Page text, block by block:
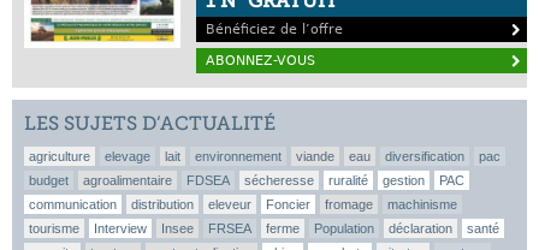
Bénéficiez de l’offre
ABONNEZ-VOUS
LES SUJETS D’ACTUALITÉ
agriculture elevage lait environnement viande eau diversification
pac
budget
agroalimentaire FDSEA sécheresse ruralité gestion
PAC
communication
distribution eleveur Foncier fromage
machinisme
tourisme
Interview Insee FRSEA ferme Population déclaration
santé